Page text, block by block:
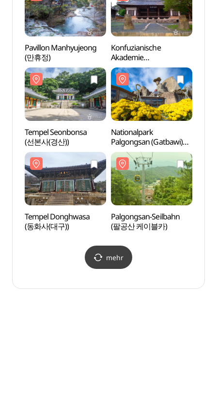
Pavillon Manhyujeong
(만휴정)
Konfuzianische
Akademie
Mukgyeseowon &
Familiensitz Mukgye des
Andong Kim Clans
(묵계서원 및 안동김씨
묵계종택)
Tempel Seonbonsa
(선본사(경산))
Nationalpark
Palgongsan (Gatbawi)
(팔공산국립공원
(갓바위지구))
Tempel Donghwasa
(동화사(대구))
Palgongsan-Seilbahn
(팔공산 케이블카)
mehr